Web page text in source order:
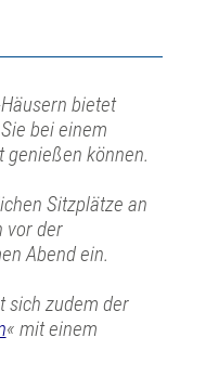
bietet
bei einem
können.
Sitzplätze an
vor der
Abend ein.
sich zudem der
« mit einem